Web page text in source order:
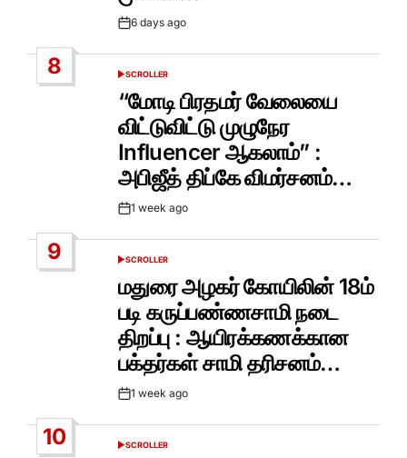
Post6 days ago
8
POSTED
SCROLLER
“மோடி பிரதமர் வேலையை
விட்டுவிட்டு முழுநேர
Influencer ஆகலாம்” :
அபிஜீத் திப்கே விமர்சனம்…
Post1 week ago
9
POSTED
SCROLLER
மதுரை அழகர் கோயிலின் 18ம்
படி கருப்பண்ணசாமி நடை
திறப்பு : ஆயிரக்கணக்கான
பக்தர்கள் சாமி தரிசனம்…
Post1 week ago
10
POSTED
SCROLLER